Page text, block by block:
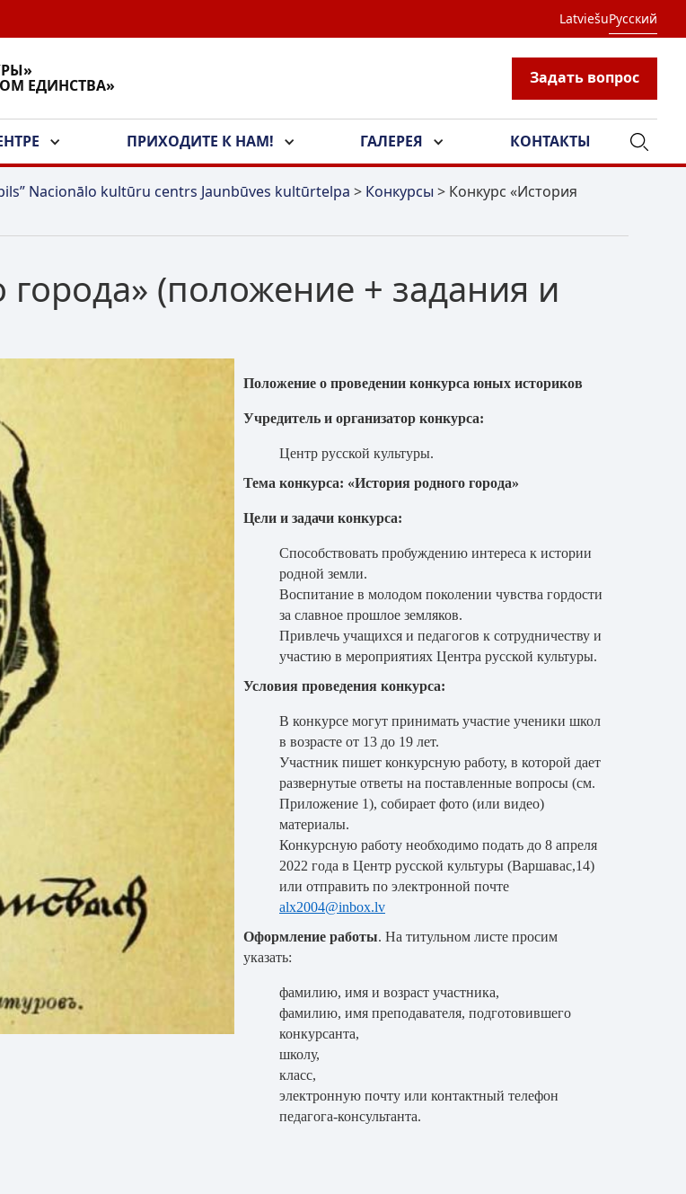
LatviešuРусский
ЕДИНСТВА» Задать вопрос
ПРИХОДИТЕ К НАМ! ГАЛЕРЕЯ КОНТАКТЫ
Nacionālo kultūru centrs Jaunbūves kultūrtelpa > Конкурсы > Конкурс «История
(положение + задания и
Положение о проведении конкурса юных историков
Учредитель и организатор конкурса:
Центр русской культуры.
Тема конкурса: «История родного города»
Цели и задачи конкурса:
Способствовать пробуждению интереса к истории
родной земли.
Воспитание в молодом поколении чувства гордости
за славное прошлое земляков.
Привлечь учащихся и педагогов к сотрудничеству и
участию в мероприятиях Центра русской культуры.
Условия проведения конкурса:
В конкурсе могут принимать участие ученики школ
в возрасте от 13 до 19 лет.
Участник пишет конкурсную работу, в которой дает
развернутые ответы на поставленные вопросы (см.
Приложение 1), собирает фото (или видео)
материалы.
Конкурсную работу необходимо подать до 8 апреля
2022 года в Центр русской культуры (Варшавас,14)
или отправить по электронной почте
alx2004@inbox.lv
Оформление работы. На титульном листе просим
указать:
фамилию, имя и возраст участника,
фамилию, имя преподавателя, подготовившего
конкурсанта,
школу,
класс,
электронную почту или контактный телефон
педагога-консультанта.